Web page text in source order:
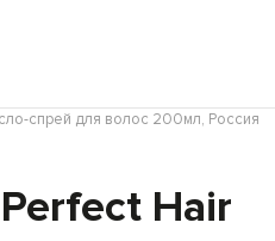
спрей для волос 200мл, Россия
Perfect Hair